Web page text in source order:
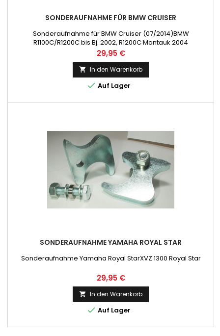
SONDERAUFNAHME FÜR BMW CRUISER
Sonderaufnahme für BMW Cruiser (07/2014)BMW
R1100C/R1200C bis Bj. 2002, R1200C Montauk 2004
Preis
29,95 €
 In den Warenkorb
 Auf Lager
SONDERAUFNAHME YAMAHA ROYAL STAR
Sonderaufnahme Yamaha Royal StarXVZ 1300 Royal Star
Preis
29,95 €
 In den Warenkorb
 Auf Lager